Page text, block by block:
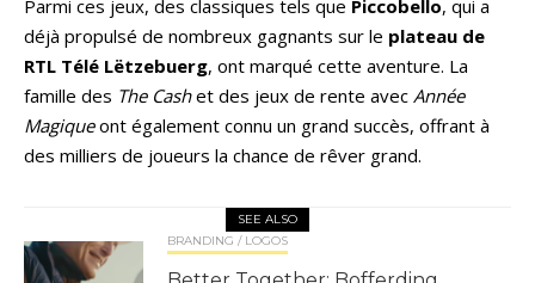
Parmi ces jeux, des classiques tels que Piccobello, qui a
déjà propulsé de nombreux gagnants sur le plateau de
RTL Télé Lëtzebuerg, ont marqué cette aventure. La
famille des The Cashet des jeux de rente avec Année
Magiqueont également connu un grand succès, offrant à
des milliers de joueurs la chance de rêver grand.
SEE ALSO
BRANDING / LOGOS